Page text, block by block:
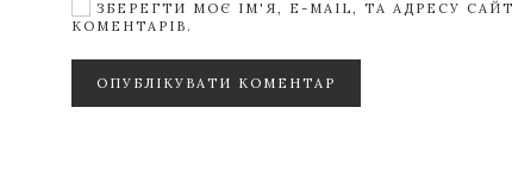
ЗБЕРЕГТИ МОЄ ІМ'Я, E-MAIL, ТА АДРЕСУ
КОМЕНТАРІВ.
ОПУБЛІКУВАТИ КОМЕНТАР